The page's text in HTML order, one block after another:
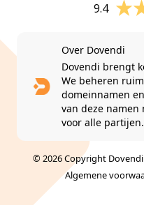
9.4
Over Dovendi
Dovendi brengt
We beheren
domeinnamen
van deze namen
voor alle partijen.
© 2026 Copyright
Algemene